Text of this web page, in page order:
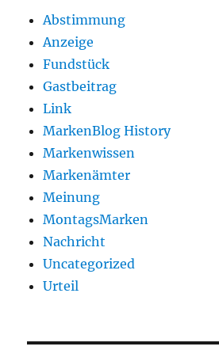
Abstimmung
Anzeige
Fundstück
Gastbeitrag
Link
MarkenBlog History
Markenwissen
Markenämter
Meinung
MontagsMarken
Nachricht
Uncategorized
Urteil